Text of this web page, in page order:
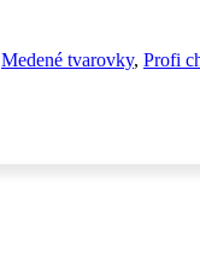
Medené tvarovky, Profi